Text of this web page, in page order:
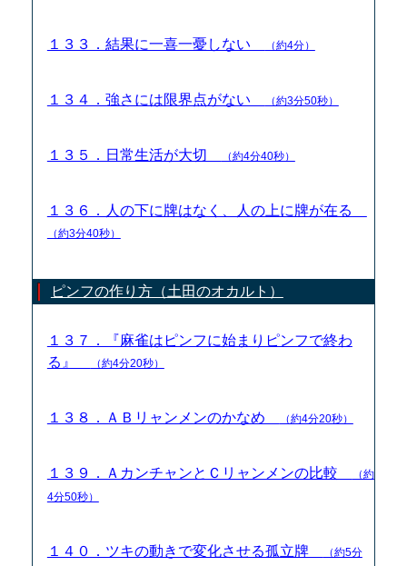
１３３．結果に一喜一憂しない （約4分）
１３４．強さには限界点がない （約3分50秒）
１３５．日常生活が大切 （約4分40秒）
１３６．人の下に牌はなく、人の上に牌が在る
（約3分40秒）
ピンフの作り方（土田のオカルト）
１３７．『麻雀はピンフに始まりピンフで終わ
る』
（約4分20秒）
１３８．ＡＢリャンメンのかなめ （約4分20秒）
１３９．ＡカンチャンとＣリャンメンの比較
（約
4分50秒）
１４０．ツキの動きで変化させる孤立牌
（約5分